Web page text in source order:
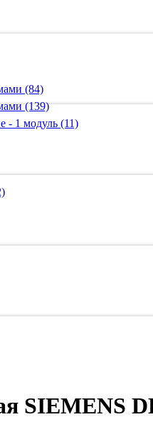
(84)
(139)
- 1 модуль (11)
SIEMENS